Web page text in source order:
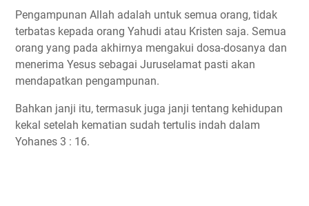
Pengampunan Allah adalah untuk semua orang, tidak
terbatas kepada orang Yahudi atau Kristen saja. Semua
orang yang pada akhirnya mengakui dosa-dosanya dan
menerima Yesus sebagai Juruselamat pasti akan
mendapatkan pengampunan.
Bahkan janji itu, termasuk juga janji tentang kehidupan
kekal setelah kematian sudah tertulis indah dalam
Yohanes 3 : 16.